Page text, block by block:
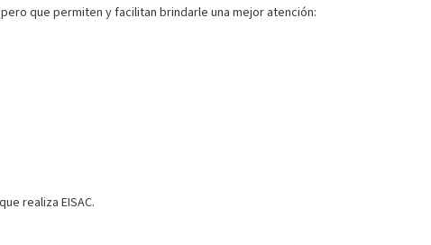
que permiten y facilitan brindarle una mejor atención:
realiza EISAC.